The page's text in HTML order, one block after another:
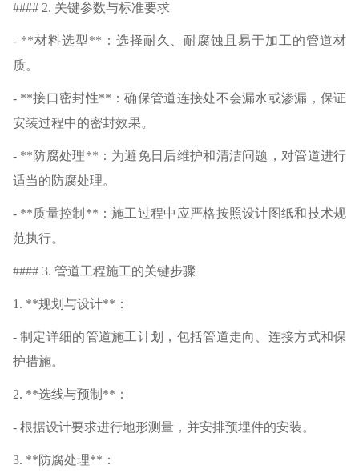
#### 2. 关键参数与标准要求
- **材料选型**：选择耐久、耐腐蚀且易于加工的管道材
质。
- **接口密封性**：确保管道连接处不会漏水或渗漏，保证
安装过程中的密封效果。
- **防腐处理**：为避免日后维护和清洁问题，对管道进行
适当的防腐处理。
- **质量控制**：施工过程中应严格按照设计图纸和技术规
范执行。
#### 3. 管道工程施工的关键步骤
1. **规划与设计**：
- 制定详细的管道施工计划，包括管道走向、连接方式和保
护措施。
2. **选线与预制**：
- 根据设计要求进行地形测量，并安排预埋件的安装。
3. **防腐处理**：